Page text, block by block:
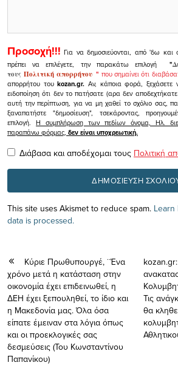
Προσοχή!!! Για να δημοσιεύονται, από 'δω
πρέπει να επιλέγετε, την παρακάτω επιλογή
"
τουςΠολιτική απορρήτου" που σημαίνει ότι
απορρήτου τουkozan.gr. Αν, κάποια φορά, ξεχάσετε
ειδοποίηση ότι δεν το πατήσατε (αρα δεν
αυτή την περίπτωση, για να μη χαθεί το σχόλιο σας,
ξαναπατήστε "δημοσίευση", τσεκάροντας,
επιλογή.Η συμπλήρωση των πεδίων όνομα, Ηλ.
παραπάνω φόρμας, δεν είναι υποχρεωτική.
Διάβασα και αποδέχομαι τους Πολιτική
This site uses Akismet to reduce spam.
data is processed.
Kύριε Πρωθυπουργέ, ¨Ένα
χρόνο μετά η κατάσταση στην
οικονομία έχει επιδεινωθεί, η
ΔΕΗ έχει ξεπουληθεί, το ίδιο και
η Μακεδονία μας. Όλα όσα
είπατε έμειναν στα λόγια όπως
και οι προεκλογικές σας
δεσμεύσεις (Του Κωνσταντίνου
Παπανίκου)
kozan.gr:
Τις
θα